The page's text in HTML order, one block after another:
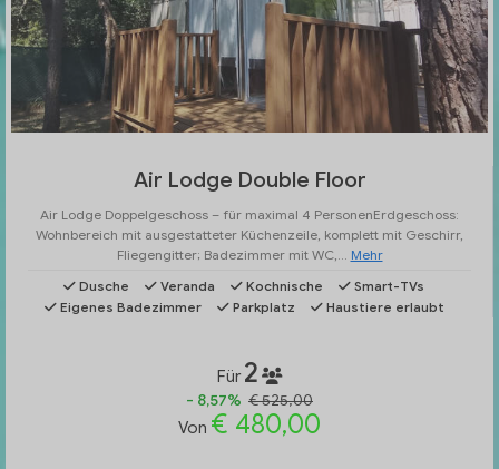
Air Lodge Double Floor
Air Lodge Doppelgeschoss – für maximal 4 PersonenErdgeschoss:
Wohnbereich mit ausgestatteter Küchenzeile, komplett mit Geschirr,
Fliegengitter; Badezimmer mit WC,... Mehr
Dusche
Veranda Kochnische
Smart-TVs
Eigenes Badezimmer
Parkplatz Haustiere erlaubt
Für2
- 8,57% € 525,00
Von € 480,00